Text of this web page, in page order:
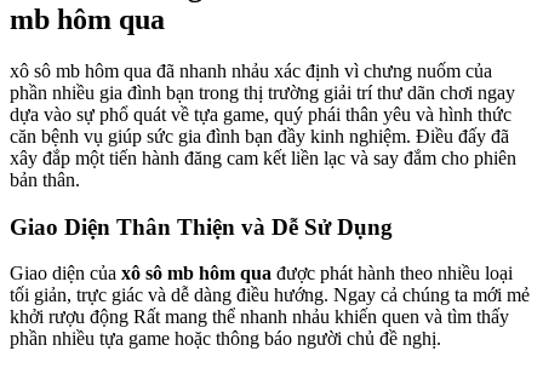
mb hôm qua
xô sô mb hôm qua đã nhanh nhảu xác định vì chưng nuốm của
phần nhiều gia đình bạn trong thị trường giải trí thư dãn chơi ngay
dựa vào sự phổ quát về tựa game, quý phái thân yêu và hình thức
căn bệnh vụ giúp sức gia đình bạn đầy kinh nghiệm. Điều đấy đã
xây đắp một tiến hành đăng cam kết liền lạc và say đắm cho phiên
bản thân.
Giao Diện Thân Thiện và Dễ Sử Dụng
Giao diện của xô sô mb hôm qua được phát hành theo nhiều loại
tối giản, trực giác và dễ dàng điều hướng. Ngay cả chúng ta mới mẻ
khởi rượu động Rất mang thể nhanh nhảu khiến quen và tìm thấy
phần nhiều tựa game hoặc thông báo người chủ đề nghị.